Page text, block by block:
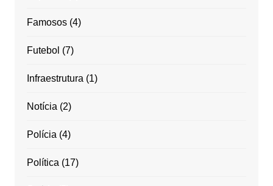
Famosos(4)
Futebol (7)
Infraestrutura (1)
Notícia (2)
Polícia (4)
Política (17)